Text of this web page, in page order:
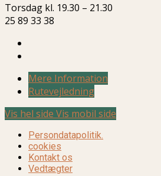
Torsdag kl. 19.30 – 21.30
25 89 33 38
Mere Information
Rutevejledning
Vis hel side Vis mobil side
Persondatapolitik.
cookies
Kontakt os
Vedtægter